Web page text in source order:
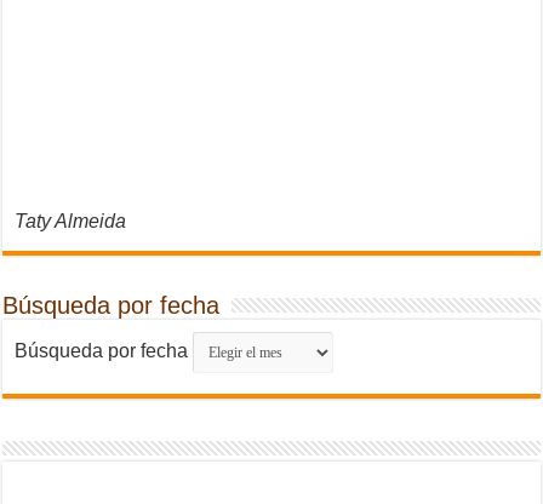
Taty Almeida
Búsqueda por fecha
Búsqueda por fecha